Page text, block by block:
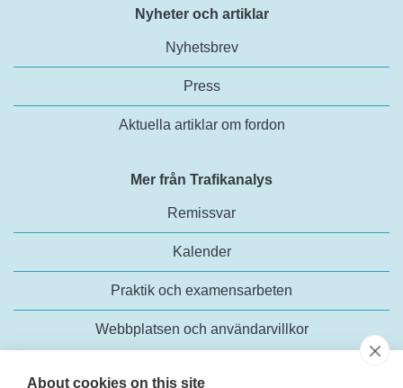
About cookies on this site
Nyheter och artiklar
Nyhetsbrev
Press
Aktuella artiklar om fordon
Mer från Trafikanalys
Remissvar
Kalender
Praktik och examensarbeten
Webbplatsen och användarvillkor